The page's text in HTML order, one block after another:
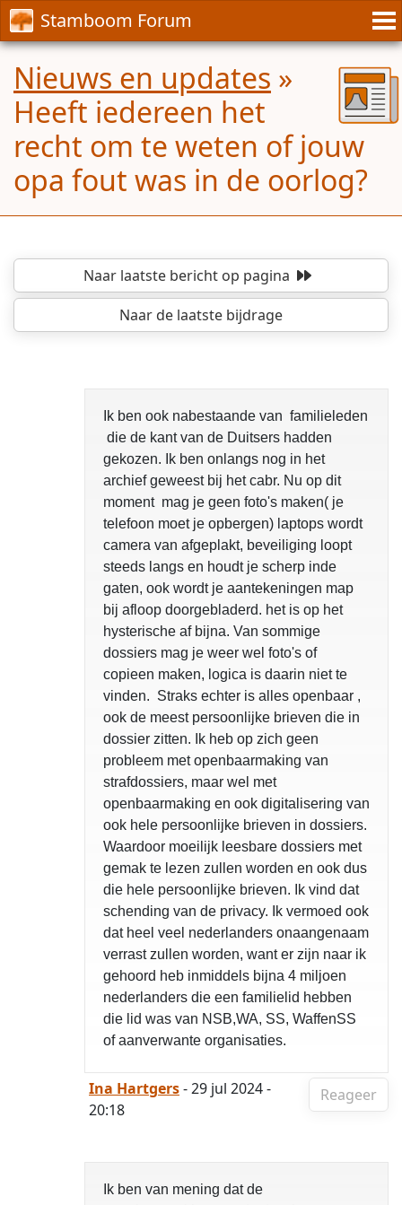
Stamboom Forum
Nieuws en updates »
Heeft iedereen het
recht om te weten of jouw
opa fout was in de oorlog?
Naar laatste berichtop pagina
Naar de laatste bijdrage
Ik ben ook nabestaande van familieleden
die de kant van de Duitsers hadden
gekozen. Ik ben onlangs nog in het
archief geweest bij het cabr. Nu op dit
moment mag je geen foto's maken( je
telefoon moet je opbergen) laptops wordt
camera van afgeplakt, beveiliging loopt
steeds langs en houdt je scherp inde
gaten, ook wordt je aantekeningen map
bij afloop doorgebladerd. het is op het
hysterische af bijna. Van sommige
dossiers mag je weer wel foto's of
copieen maken, logica is daarin niet te
vinden. Straks echter is alles openbaar ,
ook de meest persoonlijke brieven die in
dossier zitten. Ik heb op zich geen
probleem met openbaarmaking van
strafdossiers, maar wel met
openbaarmaking en ook digitalisering van
ook hele persoonlijke brieven in dossiers.
Waardoor moeilijk leesbare dossiers met
gemak te lezen zullen worden en ook dus
die hele persoonlijke brieven. Ik vind dat
schending van de privacy. Ik vermoed ook
dat heel veel nederlanders onaangenaam
verrast zullen worden, want er zijn naar ik
gehoord heb inmiddels bijna 4 miljoen
nederlanders die een familielid hebben
die lid was van NSB,WA, SS, WaffenSS
of aanverwante organisaties.
Reageer
Ina Hartgers- 29 jul 2024 -
20:18
Ik ben van mening dat de